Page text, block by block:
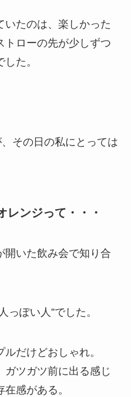
いたのは、楽しかった
トローの先が少しずつ
た。
その日の私にとっては
レンジって・・・
開いた飲み会で知り合
っぽい人”でした。
だけどおしゃれ。
ガツガツ前に出る感じ
感がある。